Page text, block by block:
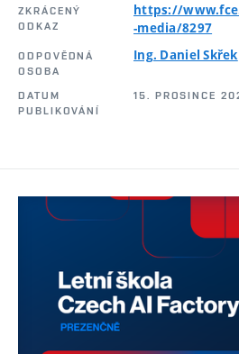
ZKRÁCENÝ
ODKAZ
https://
-media/8297
ODPOVĚDNÁ
OSOBA
Ing. Daniel Skřek
DATUM
PUBLIKOVÁNÍ
15. PROSINCE